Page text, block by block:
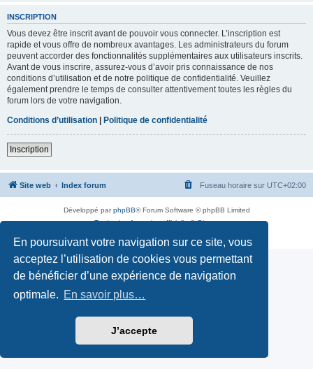
En poursuivant votre navigation sur ce site, vous
acceptez l’utilisation de cookies vous permettant
de bénéficier d’une expérience de navigation
optimale. En savoir plus…
J’accepte
INSCRIPTION
Vous devez être inscrit avant de pouvoir vous connecter. L’inscription est
rapide et vous offre de nombreux avantages. Les administrateurs du forum
peuvent accorder des fonctionnalités supplémentaires aux utilisateurs inscrits.
Avant de vous inscrire, assurez-vous d’avoir pris connaissance de nos
conditions d’utilisation et de notre politique de confidentialité. Veuillez
également prendre le temps de consulter attentivement toutes les règles du
forum lors de votre navigation.
Conditions d’utilisation | Politique de confidentialité
Inscription
Site web Index forum Fuseau horaire sur UTC+02:00
Développé parphpBB® Forum Software © phpBB Limited
Traduction française officielle©Qiaeru